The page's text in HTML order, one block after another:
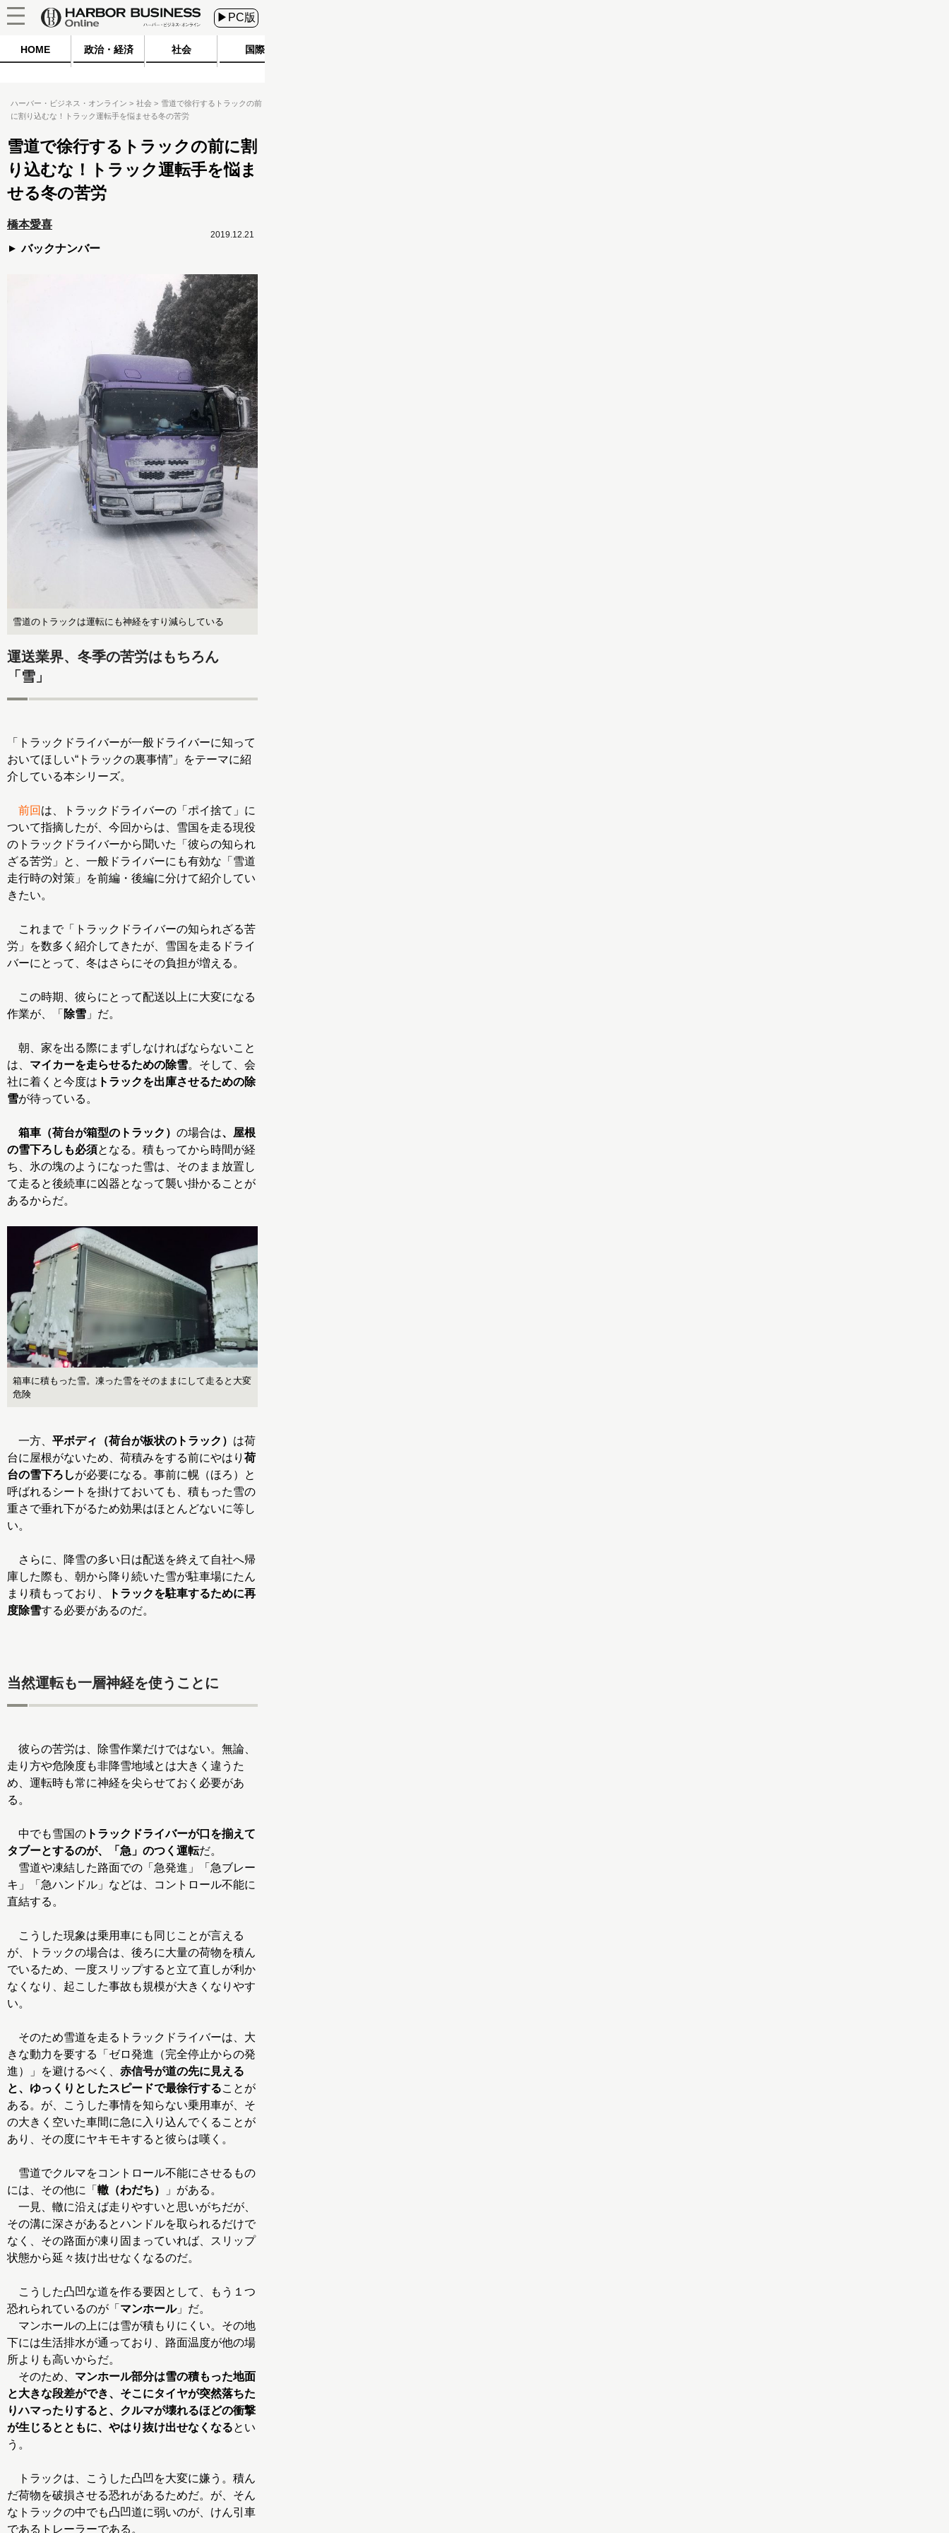
▶PC版
HOME 政治・経済 社会 国際
ハーバー・ビジネス・オンライン 社会
雪道で徐行するトラックの前
に割り込むな！トラック運転手を悩ませる冬の苦労
雪道で徐行するトラックの前に割
り込むな！トラック運転手を悩ま
せる冬の苦労
橋本愛喜
バックナンバー
2019.12.21
雪道のトラックは運転にも神経をすり減らしている
運送業界、冬季の苦労はもちろん
「雪」
「トラックドライバーが一般ドライバーに知って
おいてほしい“トラックの裏事情”」をテーマに紹
介している本シリーズ。
前回 は、トラックドライバーの「ポイ捨て」に
ついて指摘したが、今回からは、雪国を走る現役
のトラックドライバーから聞いた「彼らの知られ
ざる苦労」と、一般ドライバーにも有効な「雪道
走行時の対策」を前編・後編に分けて紹介してい
きたい。
これまで「トラックドライバーの知られざる苦
労」を数多く紹介してきたが、雪国を走るドライ
バーにとって、冬はさらにその負担が増える。
この時期、彼らにとって配送以上に大変になる
作業が、「 除雪 」だ。
朝、家を出る際にまずしなければならないこと
は、 マイカーを走らせるための除雪。そして、会
社に着くと今度は トラックを出庫させるための除
雪が待っている。
箱車（荷台が箱型のトラック） の場合は、屋根
の雪下ろしも必須となる。積もってから時間が経
ち、氷の塊のようになった雪は、そのまま放置し
て走ると後続車に凶器となって襲い掛かることが
あるからだ。
箱車に積もった雪。凍った雪をそのままにして走ると大変
危険
一方、 平ボディ（荷台が板状のトラック） は荷
台に屋根がないため、荷積みをする前にやはり 荷
台の雪下ろしが必要になる。事前に幌（ほろ）と
呼ばれるシートを掛けておいても、積もった雪の
重さで垂れ下がるため効果はほとんどないに等し
い。
さらに、降雪の多い日は配送を終えて自社へ帰
庫した際も、朝から降り続いた雪が駐車場にたん
まり積もっており、
トラックを駐車するために再
度除雪する必要があるのだ。
当然運転も一層神経を使うことに
彼らの苦労は、除雪作業だけではない。無論、
走り方や危険度も非降雪地域とは大きく違うた
め、運転時も常に神経を尖らせておく必要があ
る。
中でも雪国の トラックドライバーが口を揃えて
タブーとするのが、「急」のつく運転だ。
雪道や凍結した路面での「急発進」「急ブレー
キ」「急ハンドル」などは、コントロール不能に
直結する。
こうした現象は乗用車にも同じことが言える
が、トラックの場合は、後ろに大量の荷物を積ん
でいるため、一度スリップすると立て直しが利か
なくなり、起こした事故も規模が大きくなりやす
い。
そのため雪道を走るトラックドライバーは、大
きな動力を要する「ゼロ発進（完全停止からの発
進）」を避けるべく、 赤信号が道の先に見える
と、ゆっくりとしたスピードで最徐行することが
ある。が、こうした事情を知らない乗用車が、そ
の大きく空いた車間に急に入り込んでくることが
あり、その度にヤキモキすると彼らは嘆く。
雪道でクルマをコントロール不能にさせるもの
には、その他に「 轍（わだち）
」がある。
一見、轍に沿えば走りやすいと思いがちだが、
その溝に深さがあるとハンドルを取られるだけで
なく、その路面が凍り固まっていれば、スリップ
状態から延々抜け出せなくなるのだ。
こうした凸凹な道を作る要因として、もう１つ
恐れられているのが「 マンホール」だ。
マンホールの上には雪が積もりにくい。その地
下には生活排水が通っており、路面温度が他の場
所よりも高いからだ。
そのため、 マンホール部分は雪の積もった地面
と大きな段差ができ、そこにタイヤが突然落ちた
りハマったりすると、クルマが壊れるほどの衝撃
が生じるとともに、やはり抜け出せなくなるとい
う。
トラックは、こうした凸凹を大変に嫌う。積ん
だ荷物を破損させる恐れがあるためだ。が、そん
なトラックの中でも凸凹道に弱いのが、けん引車
であるトレーラーである。